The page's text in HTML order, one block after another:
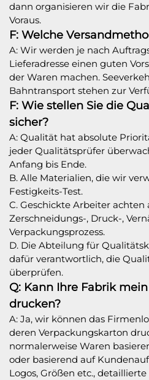
dann organisieren wir die
Voraus.
F: Welche
A: Wir werden je nach
Lieferadresse einen guten
der Waren machen.
Bahntransport stehen zur
F: Wie stellen Sie die
sicher?
A: Qualität hat absolute
jeder Qualitätsprüfer
Anfang bis Ende.
B. Alle Materialien, die wir
Festigkeits-Test.
C. Geschickte Arbeiter achten
Zerschneidungs-, Druck-,
Verpackungsprozess.
D. Die Abteilung für
dafür verantwortlich, die
überprüfen.
Q: Kann Ihre Fabrik
drucken?
A: Ja, wir können das
deren Verpackungskarton
normalerweise Waren
oder basierend auf
Logos, Größen etc.,